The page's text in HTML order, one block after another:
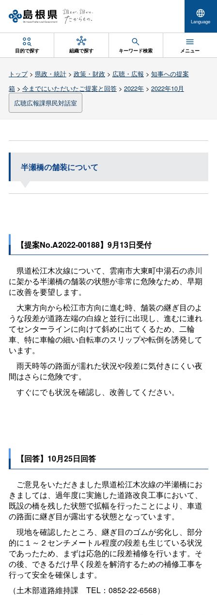
Language
目的で探す 組織で探す キーワード検索 メニュー
トップ> 県政・統計> 政策・財政 > 広聴・広報 > 知事への提案
箱> 今までにいただいたご提案と回答> 2022年> 2022年10月
広聴広報課県民対話室
半瀬橋の舗装について
【提案No.A2022-00188】9月13日受付
県道松江木次線について、雲南市大東町中湯石の赤川
に架かる半瀬橋の舗装の状態が非常に危険なため、早期
に改善を要望します。
大東方向から松江市方向に進む時、舗装の継ぎ目のよ
うな段差が道路左端の白線と並行に出現し、進むに連れ
てセンターラインに向けて斜めに出てくるため、二輪
車、特に車輪の細い自転車のスリップや転倒を誘発して
います。
雨天時等の路面が濡れた状況や段差に気付きにくい夜
間はさらに危険です。
すぐにでも状況を確認し、改善してください。
【回答】10月25日回答
ご意見をいただきました県道松江木次線の半瀬橋にお
きましては、過年度に実施した道路改良工事において、
既設の橋を残した状態で拡幅を行ったことにより、車道
の路面に継ぎ目が露出する状態となっています。
現地を確認したところ、継ぎ目のゴムが劣化し、部分
的に１～２センチメートル程度の段差も生じている状況
であったため、まずは応急的に段差補修を行います。そ
の後、できるだけ早く段差を解消するための補修工事を
行って安全を確保します。
（土木部道路維持課 TEL：0852-22-6568）